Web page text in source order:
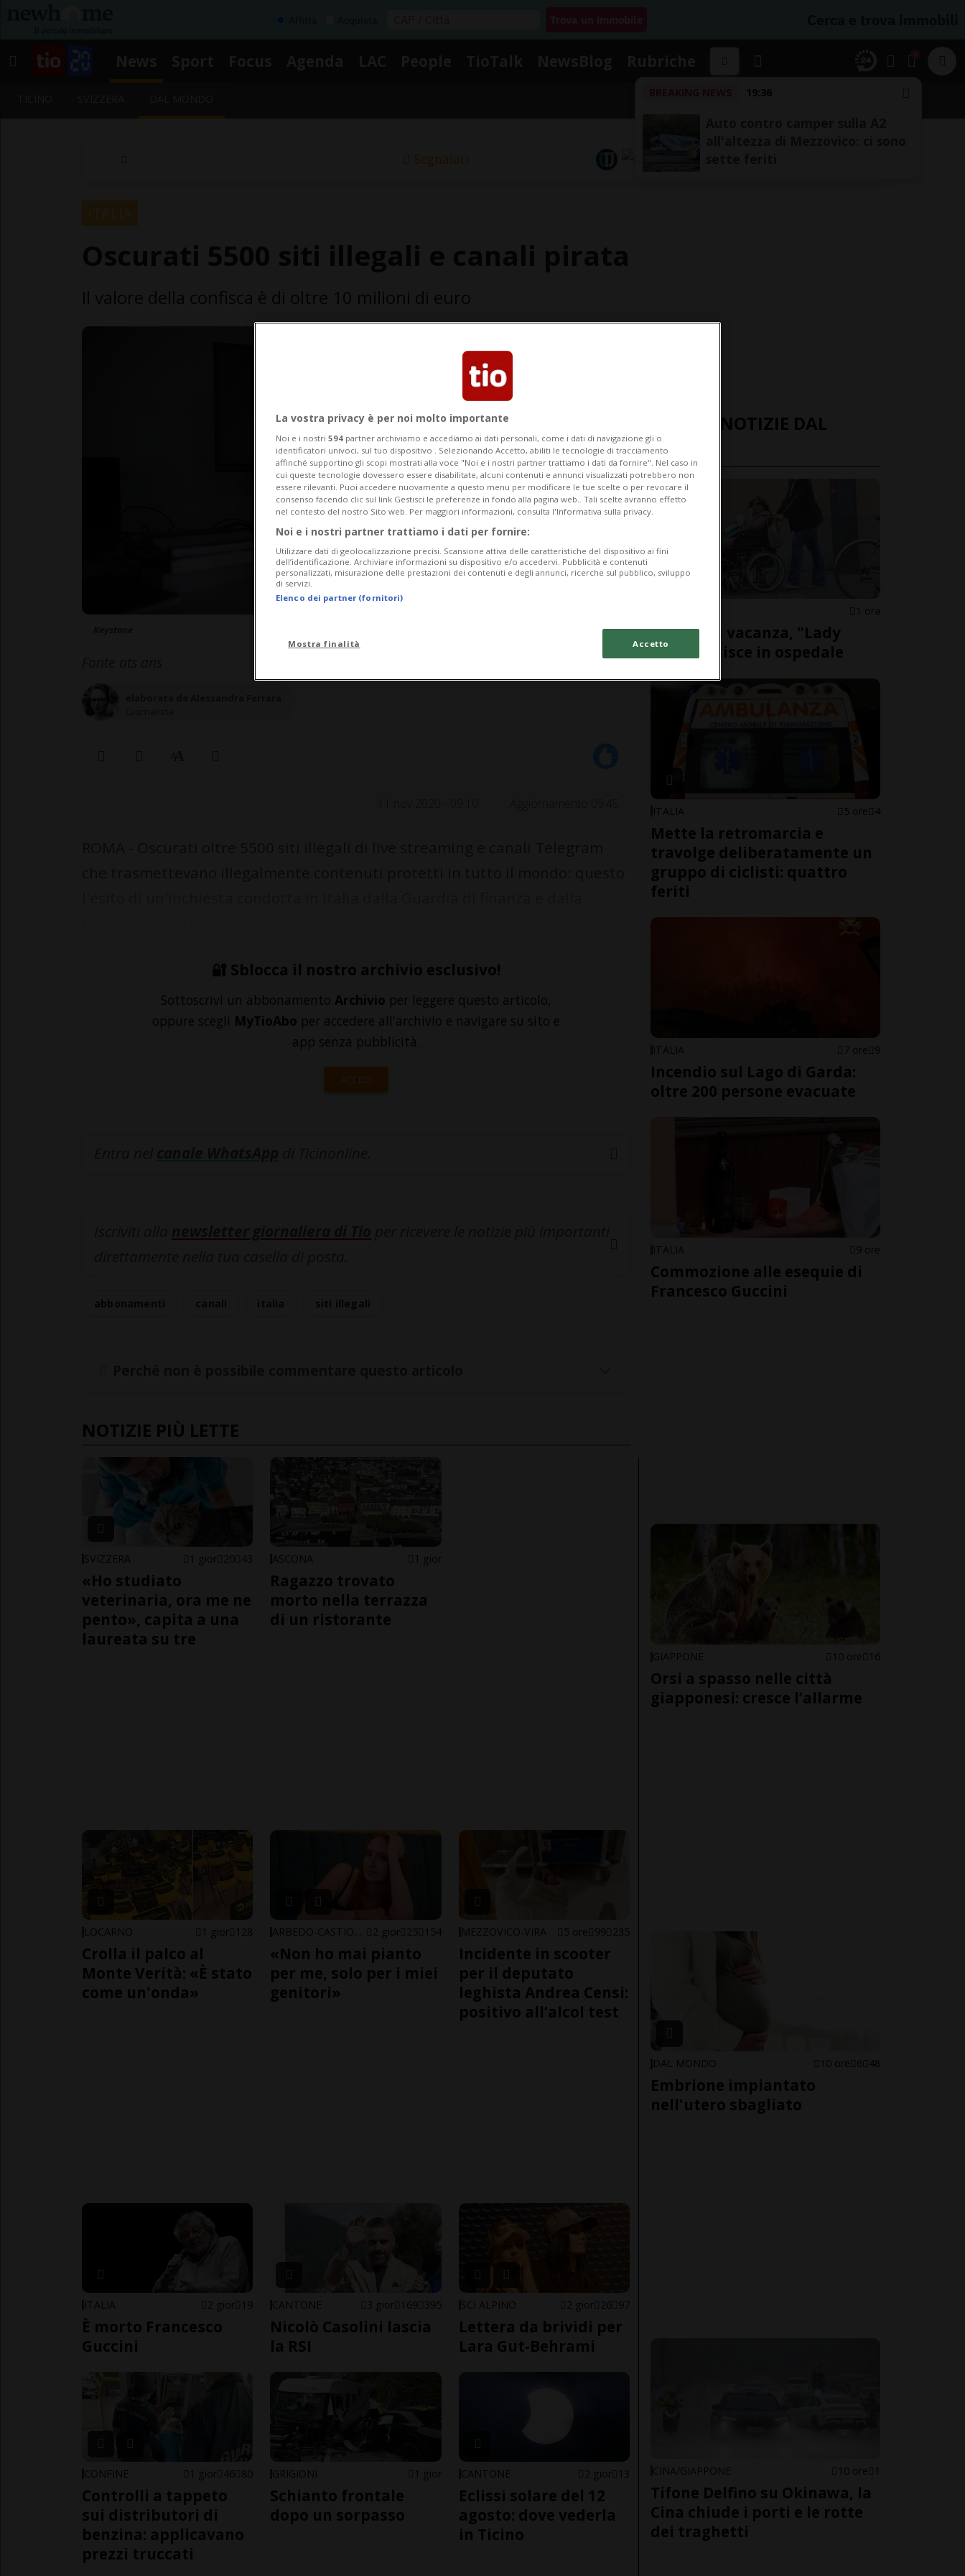
19:36
Segnalaci
🔐 Sblocca il nostro archivio esclusivo!
Sottoscrivi un abbonamento Archivio per leggere questo articolo,
oppure scegli MyTioAbo per accedere all'archivio e navigare su sito e
app senza pubblicità.
ACCEDI
NOTIZIE PIÙ LETTE
SVIZZERA 1 gior 20 43
«Ho studiato
veterinaria, ora me ne
pento», capita a una
laureata su tre
ASCONA 1 gior
Ragazzo trovato
morto nella terrazza
di un ristorante
LOCARNO 1 gior 128
Crolla il palco al
Monte Verità: «È stato
come un'onda»
2 gior 25 154
«Non ho mai pianto
per me, solo per i miei
genitori»
MEZZOVICO-VIRA 5 ore 99 235
Incidente in scooter
per il deputato
leghista Andrea Censi:
positivo all’alcol test
ITALIA 2 gior 19
È morto Francesco
Guccini
CANTONE 3 gior 169 395
Nicolò Casolini lascia
la RSI
SCI ALPINO 2 gior 26 97
Lettera da brividi per
Lara Gut-Behrami
CONFINE 1 gior 46 80
Controlli a tappeto
sui distributori di
benzina: applicavano
prezzi truccati
GRIGIONI 1 gior
Schianto frontale
dopo un sorpasso
CANTONE 2 gior 13
Eclissi solare del 12
agosto: dove vederla
in Ticino
ULTIME NOTIZIE DAL
MONDO
1 ora
Malore in vacanza, "Lady
Gucci" finisce in ospedale
ITALIA 5 ore 4
Mette la retromarcia e
travolge deliberatamente un
gruppo di ciclisti: quattro
feriti
ITALIA 7 ore 9
Incendio sul Lago di Garda:
oltre 200 persone evacuate
ITALIA 9 ore
Commozione alle esequie di
Francesco Guccini
GIAPPONE 10 ore 16
Orsi a spasso nelle città
giapponesi: cresce l’allarme
DAL MONDO 10 ore 6 48
Embrione impiantato
nell'utero sbagliato
CINA/GIAPPONE 10 ore 1
Tifone Delfino su Okinawa, la
Cina chiude i porti e le rotte
dei traghetti
La vostra privacy è per noi molto importante
Noi e i nostri 594 partner archiviamo e accediamo ai dati personali, come i dati di navigazione gli o
identificatori univoci, sul tuo dispositivo . Selezionando Accetto, abiliti le tecnologie di tracciamento
affinché supportino gli scopi mostrati alla voce "Noi e i nostri partner trattiamo i dati da fornire". Nel caso in
cui queste tecnologie dovessero essere disabilitate, alcuni contenuti e annunci visualizzati potrebbero non
essere rilevanti. Puoi accedere nuovamente a questo menu per modificare le tue scelte o per revocare il
consenso facendo clic sul link Gestisci le preferenze in fondo alla pagina web.. Tali scelte avranno effetto
nel contesto del nostro Sito web. Per maggiori informazioni, consulta l'Informativa sulla privacy.
Noi e i nostri partner trattiamo i dati per fornire:
Utilizzare dati di geolocalizzazione precisi. Scansione attiva delle caratteristiche del dispositivo ai fini
dell’identificazione. Archiviare informazioni su dispositivo e/o accedervi. Pubblicità e contenuti
personalizzati, misurazione delle prestazioni dei contenuti e degli annunci, ricerche sul pubblico, sviluppo
di servizi.
Elenco dei partner (fornitori)
Mostra finalità Accetto